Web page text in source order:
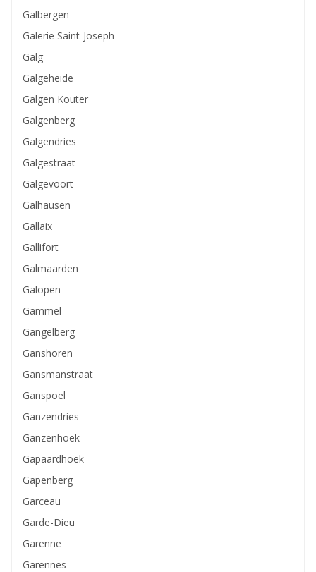
Galbergen
Galerie Saint-Joseph
Galg
Galgeheide
Galgen Kouter
Galgenberg
Galgendries
Galgestraat
Galgevoort
Galhausen
Gallaix
Gallifort
Galmaarden
Galopen
Gammel
Gangelberg
Ganshoren
Gansmanstraat
Ganspoel
Ganzendries
Ganzenhoek
Gapaardhoek
Gapenberg
Garceau
Garde-Dieu
Garenne
Garennes